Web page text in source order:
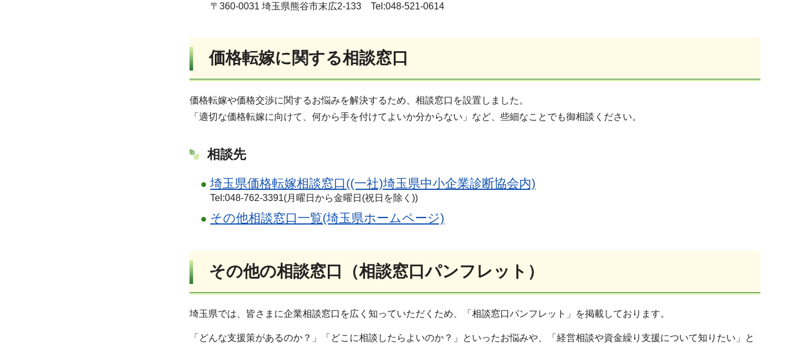
〒360-0031 埼玉県熊谷市末広2-133 Tel:048-521-0614
価格転嫁に関する相談窓口
価格転嫁や価格交渉に関するお悩みを解決するため、相談窓口を設置しました。
「適切な価格転嫁に向けて、何から手を付けてよいか分からない」など、些細なことでも御相談ください。
相談先
埼玉県価格転嫁相談窓口((一社)埼玉県中小企業診断協会内)
Tel:048-762-3391(月曜日から金曜日(祝日を除く))
その他相談窓口一覧(埼玉県ホームページ)
その他の相談窓口（相談窓口パンフレット）
埼玉県では、皆さまに企業相談窓口を広く知っていただくため、「相談窓口パンフレット」を掲載しております。
「どんな支援策があるのか？」「どこに相談したらよいのか？」といったお悩みや、「経営相談や資金繰り支援について知りたい」と